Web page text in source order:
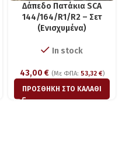
Δάπεδο Πατάκια SCA
144/164/R1/R2 – Σετ
(Ενισχυμένα)
In stock
43,00 € (Με ΦΠΑ: 53,32 €)
ΠΡΟΣΘΉΚΗ ΣΤΟ ΚΑΛΆΘΙ